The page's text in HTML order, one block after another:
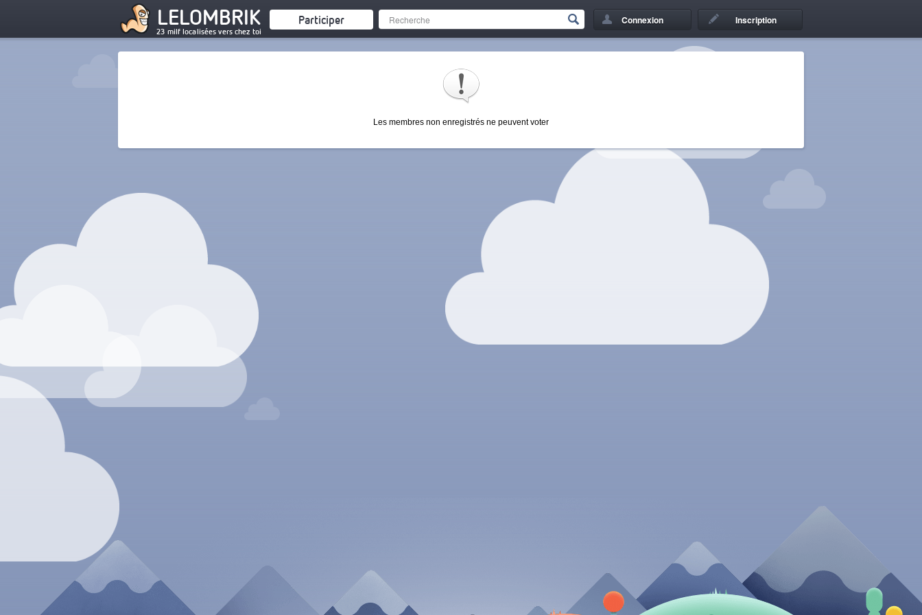
LELOMBRIK
23 milf localisées vers chez toi
Participer Connexion Inscription
Les membres non enregistrés ne peuvent voter